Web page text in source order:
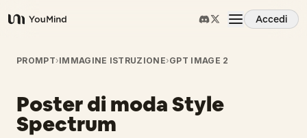
YouMind
Accedi
Panoramica
Casi d'uso
PROMPT›IMMAGINE ISTRUZIONE›GPT IMAGE 2
Poster di moda Style
Spectrum